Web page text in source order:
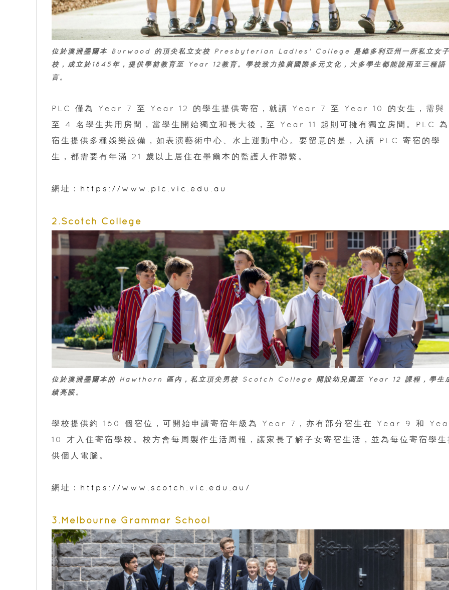
位於澳洲墨爾本 Burwood 的頂尖私立女校 Presbyterian Ladies' College 是維多利亞州一所私立女
校，成立於1845年，提供學前教育至 Year 12教育。學校致力推廣國際多元文化，大多學生都能說兩至三種語
言。
PLC 僅為 Year 7 至 Year 12 的學生提供寄宿，就讀 Year 7 至 Year 10 的女生，需與
至 4 名學生共用房間，當學生開始獨立和長大後，至 Year 11 起則可擁有獨立房間。PLC
宿生提供多種娛樂設備，如表演藝術中心、水上運動中心。要留意的是，入讀 PLC 寄宿的學
生，都需要有年滿 21 歲以上居住在墨爾本的監護人作聯繫。
網址： https://www.plc.vic.edu.au
2.Scotch College
位於澳洲墨爾本的 Hawthorn 區內，私立頂尖男校 Scotch College 開設幼兒園至 Year 12 課程，學生
績亮眼。
學校提供約 160 個宿位，可開始申請寄宿年級為 Year 7，亦有部分宿生在 Year 9 和
10 才入住寄宿學校。校方會每周製作生活周報，讓家長了解子女寄宿生活，並為每位寄宿學生
供個人電腦。
網址： https://www.scotch.vic.edu.au/
3.Melbourne Grammar School